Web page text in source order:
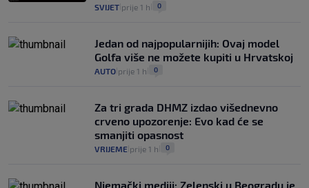
SVIJET prije 1 h 0
Jedan od najpopularnijih: Ovaj model
Golfa više ne možete kupiti u Hrvatskoj
AUTO prije 1 h 0
Za tri grada DHMZ izdao višednevno
crveno upozorenje: Evo kad će se
smanjiti opasnost
VRIJEME prije 1 h 0
Njemački mediji: Zelenski u Beogradu je